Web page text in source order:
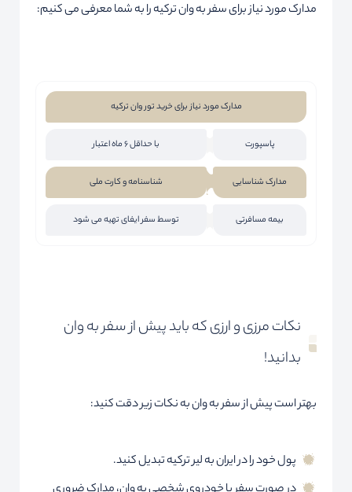
مدارک مورد نیاز برای سفر به وان ترکیه را به شما معرفی می کنیم:
مدارک مورد نیاز برای خرید تور وان ترکیه
پاسپورت با حداقل 6 ماه اعتبار
مدارک شناسایی شناسنامه و کارت ملی
بیمه مسافرتی توسط سفر ایفای تهیه می شود
نکات مرزی و ارزی که باید پیش از سفر به وان
بدانید!
بهتر است پیش از سفر به وان به نکات زیر دقت کنید:
پول خود را در ایران به لیر ترکیه تبدیل کنید.